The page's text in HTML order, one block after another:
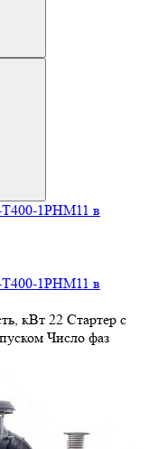
1РHМ11 в
1РHМ11 в
кВт 22 Стартер с
Число фаз